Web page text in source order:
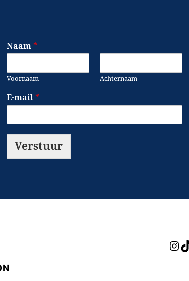
Naam *
Voornaam Achternaam
E-mail *
Verstuur